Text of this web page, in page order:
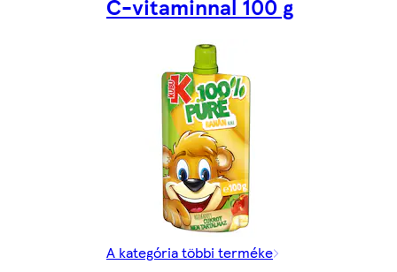
C-vitaminnal 100 g
A kategória többi terméke